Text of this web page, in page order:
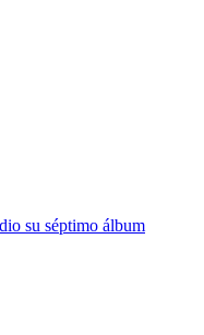
su séptimo álbum